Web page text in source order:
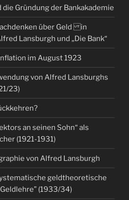
Gründung der Bankakademie
über Geld in
Lansburgh und „Die Bank“
im August 1923
von Alfred Lansburghs
23)
an seinen Sohn“ als
(1921-1931)
von Alfred Lansburgh
geldtheoretische
(1933/34)